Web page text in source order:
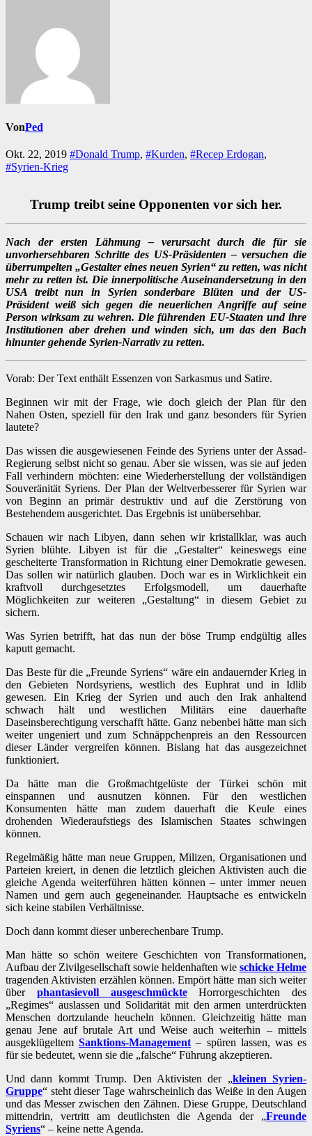
VonPed
Okt. 22, 2019 #Donald Trump, #Kurden, #Recep Erdogan,
#Syrien-Krieg
Trump treibt seine Opponenten vor sich her.
Nach der ersten Lähmung – verursacht durch die für sie
unvorhersehbaren Schritte des US-Präsidenten – versuchen die
überrumpelten „Gestalter eines neuen Syrien“ zu retten, was nicht
mehr zu retten ist. Die innerpolitische Auseinandersetzung in den
USA treibt nun in Syrien sonderbare Blüten und der US-
Präsident weiß sich gegen die neuerlichen Angriffe auf seine
Person wirksam zu wehren. Die führenden EU-Staaten und ihre
Institutionen aber drehen und winden sich, um das den Bach
hinunter gehende Syrien-Narrativ zu retten.
Vorab: Der Text enthält Essenzen von Sarkasmus und Satire.
Beginnen wir mit der Frage, wie doch gleich der Plan für den
Nahen Osten, speziell für den Irak und ganz besonders für Syrien
lautete?
Das wissen die ausgewiesenen Feinde des Syriens unter der Assad-
Regierung selbst nicht so genau. Aber sie wissen, was sie auf jeden
Fall verhindern möchten: eine Wiederherstellung der vollständigen
Souveränität Syriens. Der Plan der Weltverbesserer für Syrien war
von Beginn an primär destruktiv und auf die Zerstörung von
Bestehendem ausgerichtet. Das Ergebnis ist unübersehbar.
Schauen wir nach Libyen, dann sehen wir kristallklar, was auch
Syrien blühte. Libyen ist für die „Gestalter“ keineswegs eine
gescheiterte Transformation in Richtung einer Demokratie gewesen.
Das sollen wir natürlich glauben. Doch war es in Wirklichkeit ein
kraftvoll durchgesetztes Erfolgsmodell, um dauerhafte
Möglichkeiten zur weiteren „Gestaltung“ in diesem Gebiet zu
sichern.
Was Syrien betrifft, hat das nun der böse Trump endgültig alles
kaputt gemacht.
Das Beste für die „Freunde Syriens“ wäre ein andauernder Krieg in
den Gebieten Nordsyriens, westlich des Euphrat und in Idlib
gewesen. Ein Krieg der Syrien und auch den Irak anhaltend
schwach hält und westlichen Militärs eine dauerhafte
Daseinsberechtigung verschafft hätte. Ganz nebenbei hätte man sich
weiter ungeniert und zum Schnäppchenpreis an den Ressourcen
dieser Länder vergreifen können. Bislang hat das ausgezeichnet
funktioniert.
Da hätte man die Großmachtgelüste der Türkei schön mit
einspannen und ausnutzen können. Für den westlichen
Konsumenten hätte man zudem dauerhaft die Keule eines
drohenden Wiederaufstiegs des Islamischen Staates schwingen
können.
Regelmäßig hätte man neue Gruppen, Milizen, Organisationen und
Parteien kreiert, in denen die letztlich gleichen Aktivisten auch die
gleiche Agenda weiterführen hätten können – unter immer neuen
Namen und gern auch gegeneinander. Hauptsache es entwickeln
sich keine stabilen Verhältnisse.
Doch dann kommt dieser unberechenbare Trump.
Man hätte so schön weitere Geschichten von Transformationen,
Aufbau der Zivilgesellschaft sowie heldenhaften wie schicke Helme
tragenden Aktivisten erzählen können. Empört hätte man sich weiter
über phantasievoll ausgeschmückteHorrorgeschichten des
„Regimes“ auslassen und Solidarität mit den armen unterdrückten
Menschen dortzulande heucheln können. Gleichzeitig hätte man
genau Jene auf brutale Art und Weise auch weiterhin – mittels
ausgeklügeltemSanktions-Management– spüren lassen, was es
für sie bedeutet, wenn sie die „falsche“ Führung akzeptieren.
Und dann kommt Trump. Den Aktivisten der „kleinen Syrien-
Gruppe“ steht dieser Tage wahrscheinlich das Weiße in den Augen
und das Messer zwischen den Zähnen. Diese Gruppe, Deutschland
mittendrin, vertritt am deutlichsten die Agenda der „Freunde
Syriens“ – keine nette Agenda.